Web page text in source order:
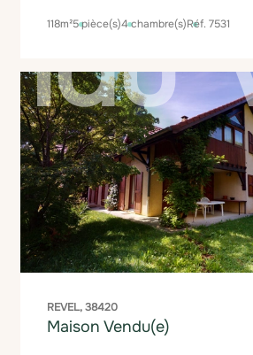
118m²5 pièce(s)4 chambre(s)Réf. 7531
REVEL, 38420
Maison Vendu(e)